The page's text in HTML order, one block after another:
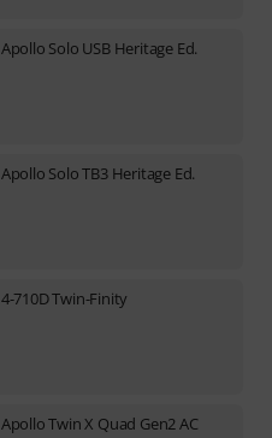
Apollo Solo USB Heritage Ed.
Apollo Solo TB3 Heritage Ed.
4-710D Twin-Finity
Apollo Twin X Quad Gen2 AC